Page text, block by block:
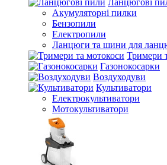
Ланцюгові
Акумуляторні пилки
Бензопили
Електропили
Ланцюги та шини для
Тримери
Газонокосарки
Воздуходуви
Культиватори
Електрокультиватори
Мотокультиватори